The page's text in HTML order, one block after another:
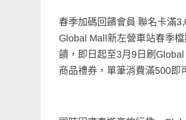
春季加碼回饋會員 聯名卡滿
Global Mall新左營車站春季
饋，即日起至3月9日刷
商品禮券，單筆消費滿500即